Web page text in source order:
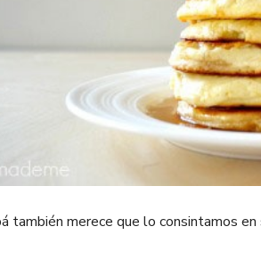
también merece que lo consintamos